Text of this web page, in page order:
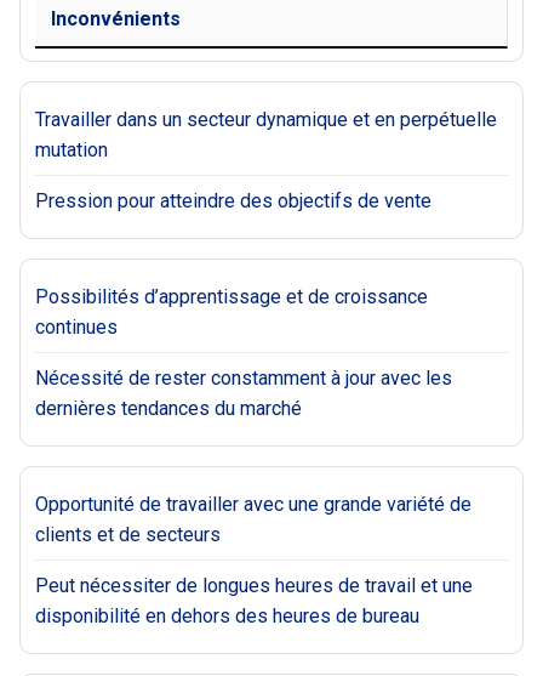
Inconvénients
Travailler dans un secteur dynamique et en perpétuelle
mutation
Pression pour atteindre des objectifs de vente
Possibilités d’apprentissage et de croissance
continues
Nécessité de rester constamment à jour avec les
dernières tendances du marché
Opportunité de travailler avec une grande variété de
clients et de secteurs
Peut nécessiter de longues heures de travail et une
disponibilité en dehors des heures de bureau